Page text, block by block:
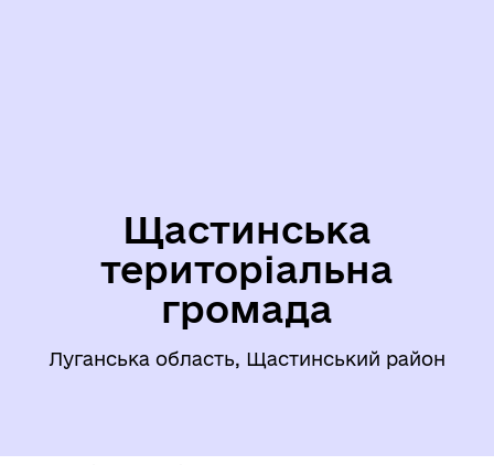
Щастинська
територіальна
громада
Луганська область, Щастинський район